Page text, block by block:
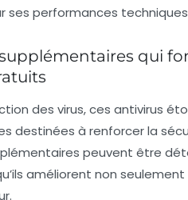
ses performances
qui
des virus, ces antivirus
destinées à renforcer la
peuvent être
améliorent non